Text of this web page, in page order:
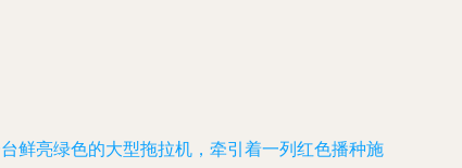
鲜亮绿色的大型拖拉机，牵引着一列红色播种施